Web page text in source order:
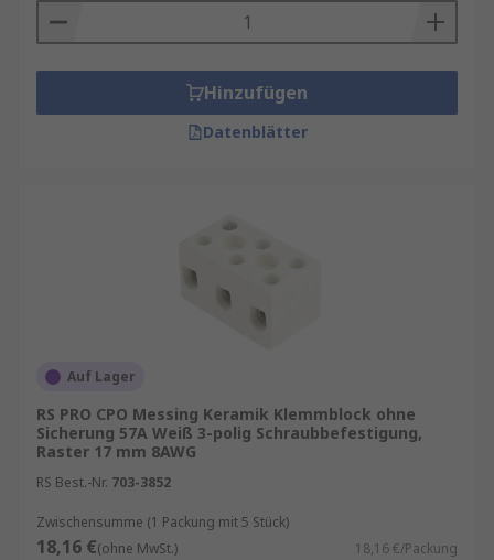
Hinzufügen
Datenblätter
Auf Lager
RS PRO CPO Messing Keramik Klemmblock ohne
Sicherung 57A Weiß 3-polig Schraubbefestigung,
Raster 17 mm 8AWG
RS Best.-Nr. 703-3852
Zwischensumme (1 Packung mit 5 Stück)
18,16 €(ohne MwSt.) 18,16 €/Packung